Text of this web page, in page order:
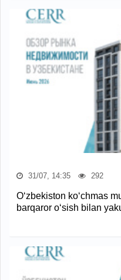
31/07, 14:35 292
O‘zbekiston ko‘chmas
barqaror o‘sish bilan